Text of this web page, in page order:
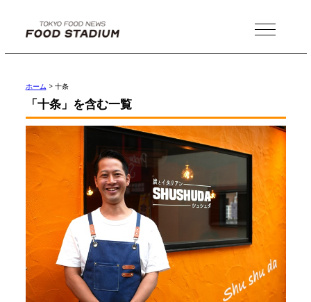
MENU
ホーム > 十条
「十条」を含む一覧